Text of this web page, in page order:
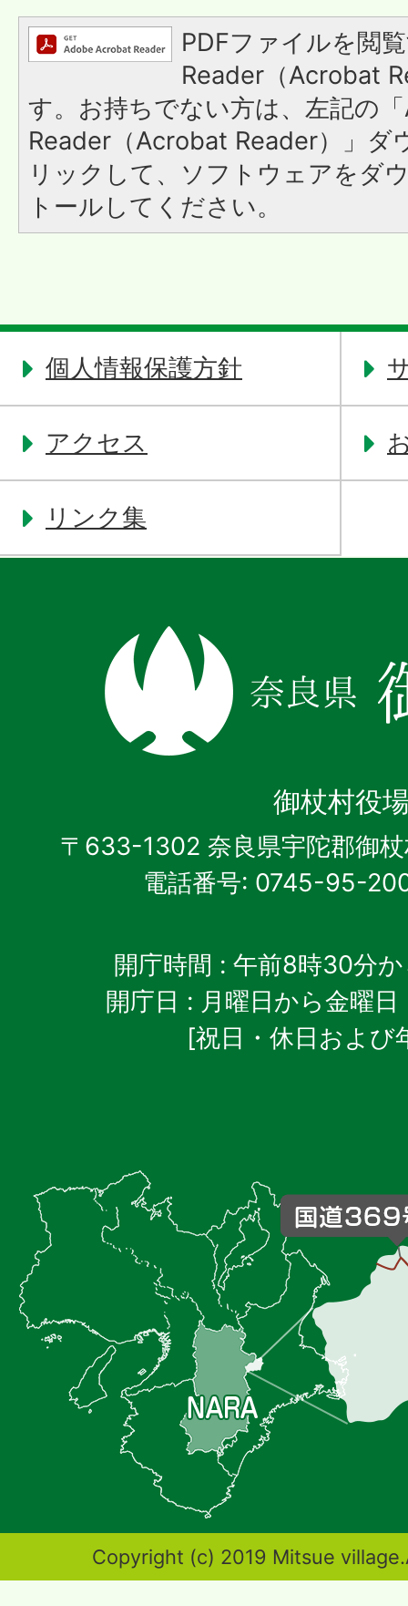
PDFファイルを閲
Reader（Acrobat
す。お持ちでない方は、左記の
Reader（Acrobat Reader）」ダ
リックして、ソフトウェアをダ
トールしてください。
個人情報保護方針
アクセス
リンク集
奈
良
県
御杖村役
〒633-1302 奈良県宇陀郡御
電話番号: 0745-95-
開庁時間 : 午前8時30分
開庁日 : 月曜日から金曜日
[祝日・休日および
杖
村
の
位
置
良
Copyright (c) 2019 Mitsue